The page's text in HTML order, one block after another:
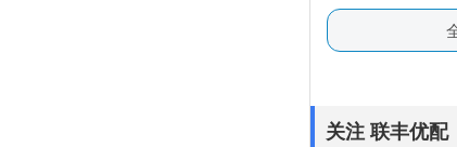
关注 联丰优配